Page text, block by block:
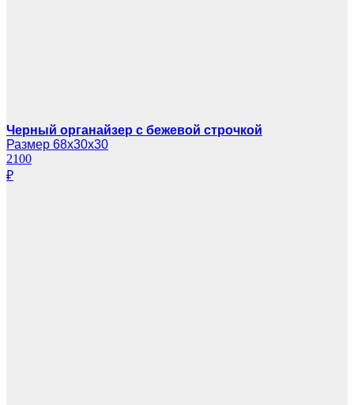
Черный органайзер с бежевой строчкой
Размер 68х30х30
2100
₽